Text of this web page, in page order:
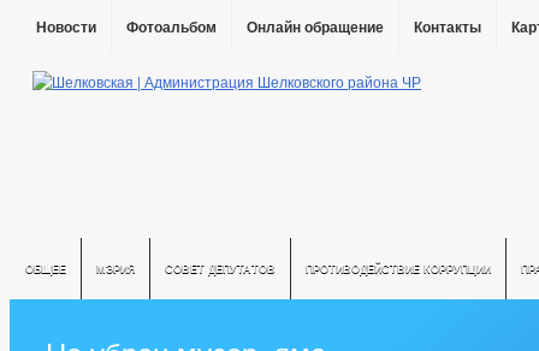
Новости Фотоальбом Онлайн обращение Контакты
ОБЩЕЕ МЭРИЯ СОВЕТ ДЕПУТАТОВ ПРОТИВОДЕЙСТВИЕ КОРРУПЦИИ